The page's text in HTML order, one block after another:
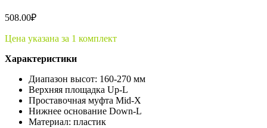
508.00₽
Цена указана за 1 комплект
Характеристики
Диапазон высот: 160-270 мм
Верхняя площадка Up-L
Проставочная муфта Mid-X
Нижнее основание Down-L
Материал: пластик